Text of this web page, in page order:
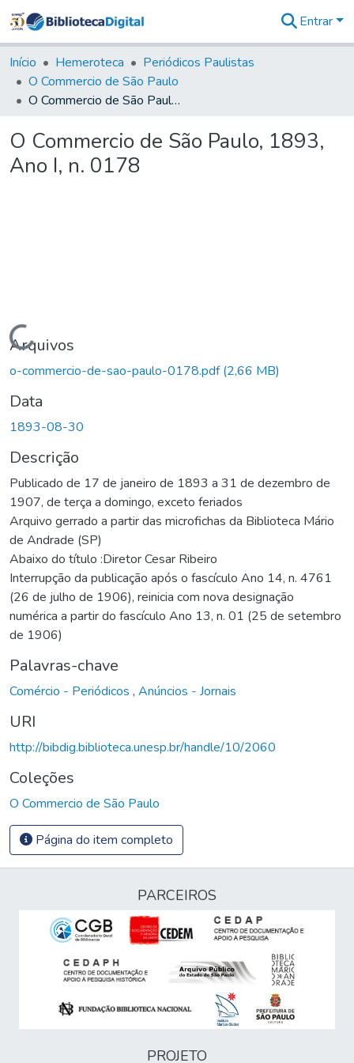
&
Coleções
Tudo na
Biblioteca
Estatísticas
Entrar
Início Hemeroteca
Periódicos Paulistas
O Commercio de São Paulo
O Commercio de São Paulo, 1893, Ano I, n. 0178
O Commercio de São Paulo, 1893,
Ano I, n. 0178
Carregando...
Arquivos
o-commercio-de-sao-paulo-0178.pdf(2,66 MB)
Data
1893-08-30
Descrição
Publicado de 17 de janeiro de 1893 a 31 de dezembro de
1907, de terça a domingo, exceto feriados
Arquivo gerrado a partir das microfichas da Biblioteca Mário
de Andrade (SP)
Abaixo do título :Diretor Cesar Ribeiro
Interrupção da publicação após o fascículo Ano 14, n. 4761
(26 de julho de 1906), reinicia com nova designação
numérica a partir do fascículo Ano 13, n. 01 (25 de setembro
de 1906)
Palavras-chave
Comércio - Periódicos , Anúncios - Jornais
URI
http://bibdig.biblioteca.unesp.br/handle/10/2060
Coleções
O Commercio de São Paulo
Página do item completo
PARCEIROS
PROJETO